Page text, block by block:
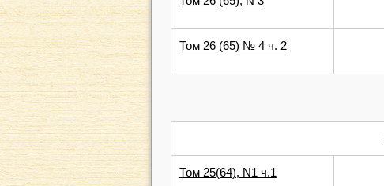
Том 26 (65) № 4 ч. 2
Том 25(64), N1 ч.1